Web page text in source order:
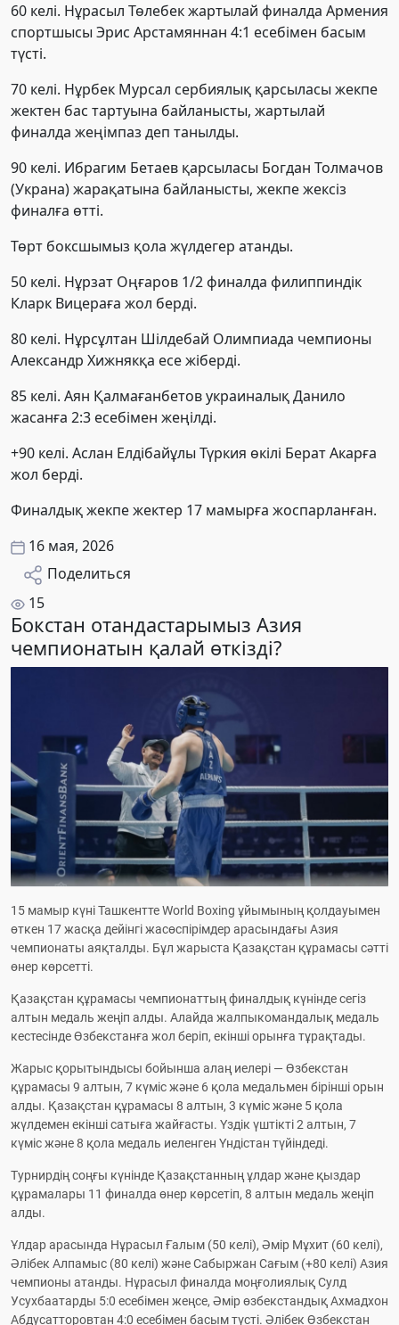
60 келі. Нұрасыл Төлебек жартылай финалда Армения
спортшысы Эрис Арстамяннан 4:1 есебімен басым
түсті.
70 келі. Нұрбек Мурсал сербиялық қарсыласы жекпе
жектен бас тартуына байланысты, жартылай
финалда жеңімпаз деп танылды.
90 келі. Ибрагим Бетаев қарсыласы Богдан Толмачов
(Украна) жарақатына байланысты, жекпе жексіз
финалға өтті.
Төрт боксшымыз қола жүлдегер атанды.
50 келі. Нұрзат Оңғаров 1/2 финалда филиппиндік
Кларк Вицераға жол берді.
80 келі. Нұрсұлтан Шілдебай Олимпиада чемпионы
Александр Хижнякқа есе жіберді.
85 келі. Аян Қалмағанбетов украиналық Данило
жасанға 2:3 есебімен жеңілді.
+90 келі. Аслан Елдібайұлы Түркия өкілі Берат Акарға
жол берді.
Финалдық жекпе жектер 17 мамырға жоспарланған.
16 мая, 2026
Поделиться
15
Бокстан отандастарымыз Азия
чемпионатын қалай өткізді?
15 мамыр күні Ташкентте World Boxing ұйымының қолдауымен
өткен 17 жасқа дейінгі жасөспірімдер арасындағы Азия
чемпионаты аяқталды. Бұл жарыста Қазақстан құрамасы сәтті
өнер көрсетті.
Қазақстан құрамасы чемпионаттың финалдық күнінде сегіз
алтын медаль жеңіп алды. Алайда жалпыкомандалық медаль
кестесінде Өзбекстанға жол беріп, екінші орынға тұрақтады.
Жарыс қорытындысы бойынша алаң иелері — Өзбекстан
құрамасы 9 алтын, 7 күміс және 6 қола медальмен бірінші орын
алды. Қазақстан құрамасы 8 алтын, 3 күміс және 5 қола
жүлдемен екінші сатыға жайғасты. Үздік үштікті 2 алтын, 7
күміс және 8 қола медаль иеленген Үндістан түйіндеді.
Турнирдің соңғы күнінде Қазақстанның ұлдар және қыздар
құрамалары 11 финалда өнер көрсетіп, 8 алтын медаль жеңіп
алды.
Ұлдар арасында Нұрасыл Ғалым (50 келі), Әмір Мұхит (60 келі),
Әлібек Алпамыс (80 келі) және Сабыржан Сағым (+80 келі) Азия
чемпионы атанды. Нұрасыл финалда моңғолиялық Сулд
Усухбаатарды 5:0 есебімен жеңсе, Әмір өзбекстандық Ахмадхон
Абдусатторовтан 4:0 есебімен басым түсті. Әлібек Өзбекстан